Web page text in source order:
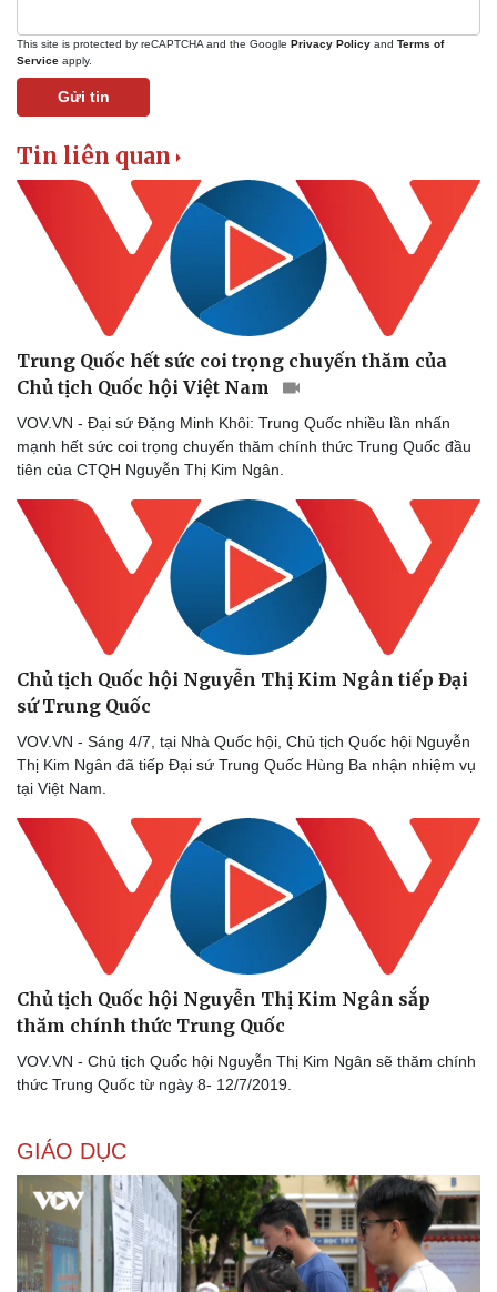
Vì cộng đồng
Chuyển đổi số
Sức khỏe
Cây thuốc
Sản phụ khoa
Nhi khoa
Nam khoa
Làm đẹp - giảm cân
Phòng mạch online
Ăn sạch sống khỏe
Blog
Tình yêu - Gia đình
This site is protected by reCAPTCHA and the Google Privacy Policy and Terms of
Service apply.
Gửi tin
Tin liên quan
Trung Quốc hết sức coi trọng chuyến thăm của
Chủ tịch Quốc hội Việt Nam
VOV.VN - Đại sứ Đặng Minh Khôi: Trung Quốc nhiều lần nhấn
mạnh hết sức coi trọng chuyến thăm chính thức Trung Quốc đầu
tiên của CTQH Nguyễn Thị Kim Ngân.
Chủ tịch Quốc hội Nguyễn Thị Kim Ngân tiếp Đại
sứ Trung Quốc
VOV.VN - Sáng 4/7, tại Nhà Quốc hội, Chủ tịch Quốc hội Nguyễn
Thị Kim Ngân đã tiếp Đại sứ Trung Quốc Hùng Ba nhận nhiệm vụ
tại Việt Nam.
Chủ tịch Quốc hội Nguyễn Thị Kim Ngân sắp
thăm chính thức Trung Quốc
VOV.VN - Chủ tịch Quốc hội Nguyễn Thị Kim Ngân sẽ thăm chính
thức Trung Quốc từ ngày 8- 12/7/2019.
GIÁO DỤC